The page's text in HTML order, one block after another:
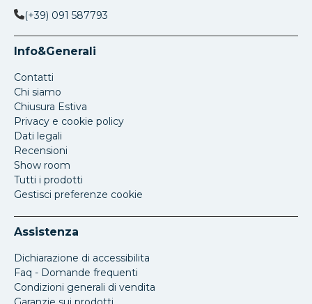
(+39) 091 587793
Info&Generali
Contatti
Chi siamo
Chiusura Estiva
Privacy e cookie policy
Dati legali
Recensioni
Show room
Tutti i prodotti
Gestisci preferenze cookie
Assistenza
Dichiarazione di accessibilita
Faq - Domande frequenti
Condizioni generali di vendita